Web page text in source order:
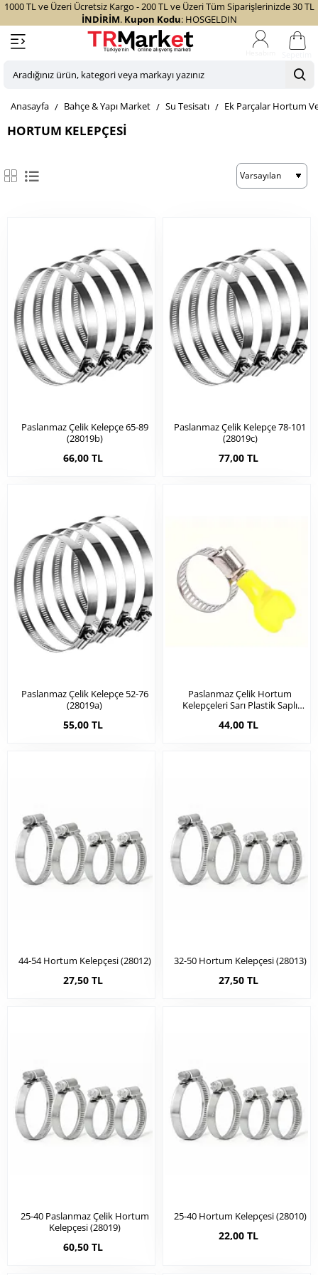
1000 TL ve Üzeri Ücretsiz Kargo - 200 TL ve Üzeri Tüm Siparişlerinizde 30 TL
İNDİRİM. Kupon Kodu: HOSGELDIN
Aradığınız
kategori
veya
HORTUM KELEPÇESI
homeBahçe & Yapı Market Su Tesisatı Ek Parçalar Hortum
Paslanmaz Çelik Kelepçe 65-89
(28019b)
66,00 TL
Paslanmaz Çelik Kelepçe 78-101
(28019c)
77,00 TL
Paslanmaz Çelik Kelepçe 52-76
(28019a)
55,00 TL
Paslanmaz Çelik Hortum
Kelepçeleri Sarı Plastik Saplı
44,00 TL
44-54 Hortum Kelepçesi (28012)
27,50 TL
32-50 Hortum Kelepçesi (28013)
27,50 TL
25-40 Paslanmaz Çelik Hortum
Kelepçesi (28019)
60,50 TL
25-40 Hortum Kelepçesi (28010)
22,00 TL